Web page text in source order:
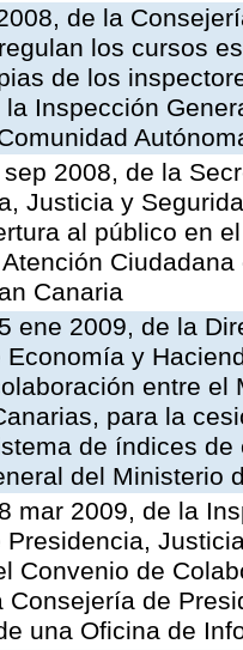
de la
los cursos
de los
Inspección
2008, de la
Justicia y
al público en
Canaria
ene 2009, de la
Economía y
entre
para la
de índices
del Ministerio
mar 2009, de la
Presidencia,
Convenio de
Consejería de
una Oficina de